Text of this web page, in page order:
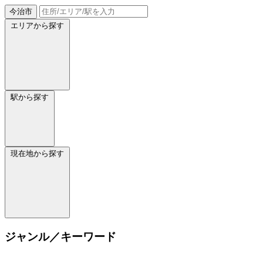
今治市
エリアから探す
駅から探す
現在地から探す
ジャンル／キーワード